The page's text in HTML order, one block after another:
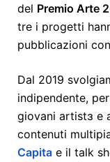
del Premio Arte
tre i progetti
pubblicazioni
Dal 2019
indipendente,
giovani artistɜ e
contenuti
Capita e il talk